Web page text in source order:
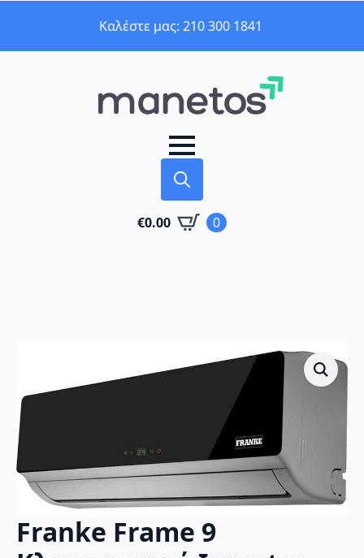
Καλέστε μας: 210 300 1841
for:
€0.00 0
Franke Frame 9